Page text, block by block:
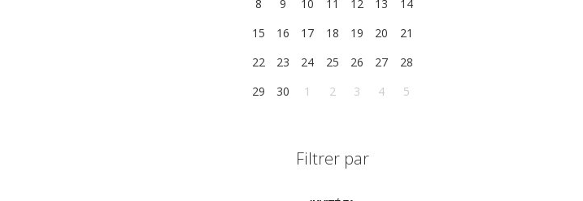
8
9 10 11 12 13
14
15
16 17 18 19 20
21
22
23 24 25 26 27
28
29
30 1 2 3 4 5
Filtrer par